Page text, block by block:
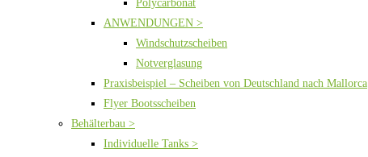
Polycarbonat
ANWENDUNGEN >
Windschutzscheiben
Notverglasung
Praxisbeispiel – Scheiben von Deutschland nach Mallorca
Flyer Bootsscheiben
Behälterbau >
Individuelle Tanks >